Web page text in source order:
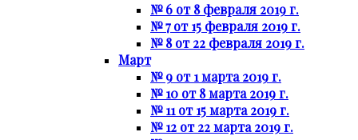
№ 6 от 8 февраля 2019 г.
№ 7 от 15 февраля 2019 г.
№ 8 от 22 февраля 2019 г.
Март
№ 9 от 1 марта 2019 г.
№ 10 от 8 марта 2019 г.
№ 11 от 15 марта 2019 г.
№ 12 от 22 марта 2019 г.